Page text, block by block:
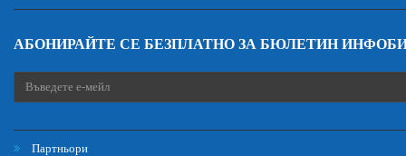
АБОНИРАЙТЕ СЕ БЕЗПЛАТНО ЗА БЮЛЕТИН
Партньори